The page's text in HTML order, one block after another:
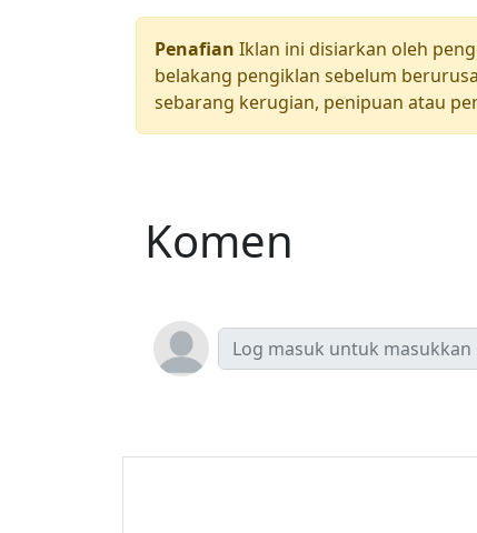
Penafian Iklan ini disiarkan oleh
belakang pengiklan sebelum
sebarang kerugian, penipuan atau
Komen